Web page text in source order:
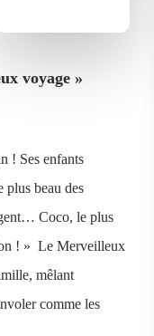
voyage »
! Ses enfants
plus beau des
Coco, le plus
! » Le Merveilleux
mêlant
comme les